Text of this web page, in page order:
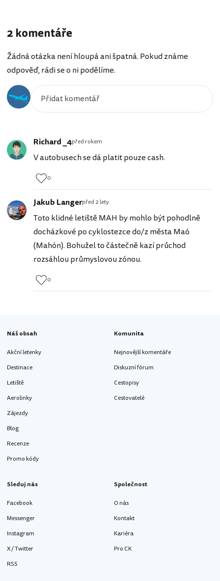
2 komentáře
Žádná otázka není hloupá ani špatná. Pokud známe
odpověď, rádi se o ni podělíme.
Richard _4před rokem
V autobusech se dá platit pouze cash.
0
Jakub Langerpřed 2 lety
Toto klidné letiště MAH by mohlo být pohodlně
docházkové po cyklostezce do/z města Maó
(Mahón). Bohužel to částečně kazí průchod
rozsáhlou průmyslovou zónou.
0
Náš obsah
Akční letenky
Destinace
Letiště
Aerolinky
Zájezdy
Blog
Recenze
Promo kódy
Komunita
Nejnovější komentáře
Diskuzní fórum
Cestopisy
Cestovatelé
Sleduj nás
Facebook
Messenger
Instagram
X / Twitter
RSS
Společnost
O nás
Kontakt
Kariéra
Pro CK